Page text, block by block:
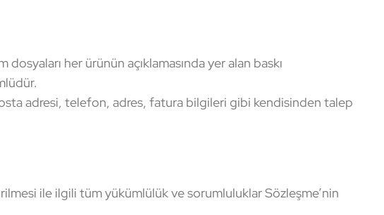
her ürünün açıklamasında yer alan baskı
adresi, telefon, adres, fatura bilgileri gibi kendisinden talep
ile ilgili tüm yükümlülük ve sorumluluklar Sözleşme’nin